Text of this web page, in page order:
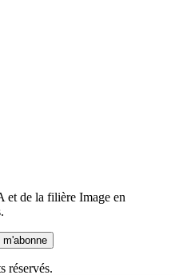
et de la filière Image en
m'abonne
réservés.